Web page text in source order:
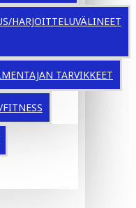
HARJOITTELUVÄLINEET
TARVIKKEET